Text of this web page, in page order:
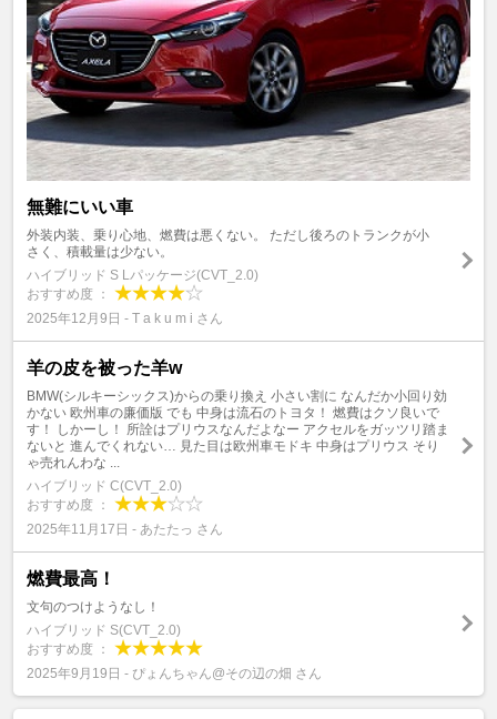
無難にいい車
外装内装、乗り心地、燃費は悪くない。 ただし後ろのトランクが小
さく、積載量は少ない。
ハイブリッド S Lパッケージ(CVT_2.0)
おすすめ度 ：
2025年12月9日 - T a k u m i さん
羊の皮を被った羊w
BMW(シルキーシックス)からの乗り換え 小さい割に なんだか小回り効
かない 欧州車の廉価版 でも 中身は流石のトヨタ！ 燃費はクソ良いで
す！ しかーし！ 所詮はプリウスなんだよなー アクセルをガッツリ踏ま
ないと 進んでくれない… 見た目は欧州車モドキ 中身はプリウス そり
ゃ売れんわな ...
ハイブリッド C(CVT_2.0)
おすすめ度 ：
2025年11月17日 - あたたっ さん
燃費最高！
文句のつけようなし！
ハイブリッド S(CVT_2.0)
おすすめ度 ：
2025年9月19日 - ぴょんちゃん@その辺の畑 さん